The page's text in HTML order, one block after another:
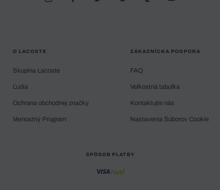
O LACOSTE
Skupina Lacoste
Ľudia
Ochrana obchodnej značky
Vernostný Program
ZÁKAZNÍCKA PODPORA
FAQ
Veľkostná tabuľka
Kontaktujte nás
Nastavenia Súborov Cookie
SPÔSOB PLATBY